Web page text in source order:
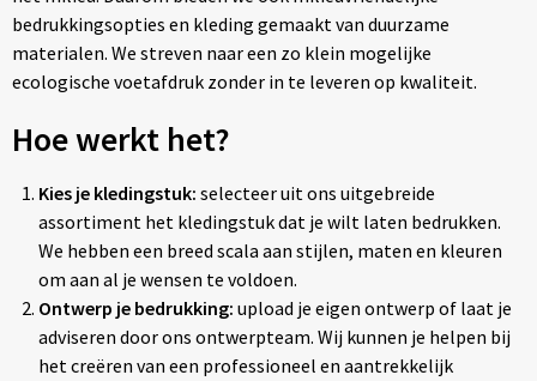
bedrukkingsopties en kleding gemaakt van duurzame
materialen. We streven naar een zo klein mogelijke
ecologische voetafdruk zonder in te leveren op kwaliteit.
Hoe werkt het?
Kies je kledingstuk: selecteer uit ons uitgebreide
assortiment het kledingstuk dat je wilt laten bedrukken.
We hebben een breed scala aan stijlen, maten en kleuren
om aan al je wensen te voldoen.
Ontwerp je bedrukking: upload je eigen ontwerp of laat je
adviseren door ons ontwerpteam. Wij kunnen je helpen bij
het creëren van een professioneel en aantrekkelijk